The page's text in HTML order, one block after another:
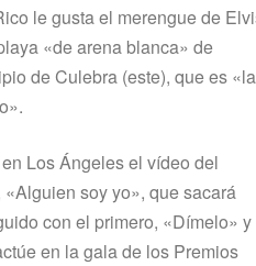
le gusta el merengue de
«de arena blanca» de
de Culebra (este), que es «la
Los Ángeles el vídeo del
soy yo», que sacará
con el primero, «Dímelo» y
en la gala de los Premios